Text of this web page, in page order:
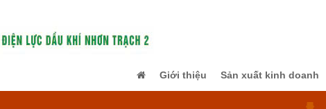
Giới thiệu Sản xuất kinh doanh